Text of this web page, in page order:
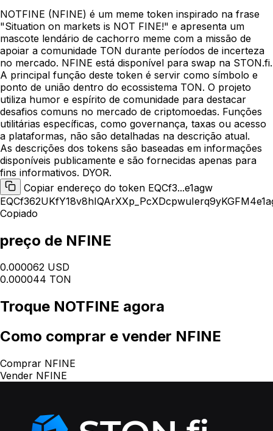
NOTFINE (NFINE) é um meme token inspirado na frase
"Situation on markets is NOT FINE!" e apresenta um
mascote lendário de cachorro meme com a missão de
apoiar a comunidade TON durante períodos de incerteza
no mercado. NFINE está disponível para swap na STON.fi.
A principal função deste token é servir como símbolo e
ponto de união dentro do ecossistema TON. O projeto
utiliza humor e espírito de comunidade para destacar
desafios comuns no mercado de criptomoedas. Funções
utilitárias específicas, como governança, taxas ou acesso
a plataformas, não são detalhadas na descrição atual.
As descrições dos tokens são baseadas em informações
disponíveis publicamente e são fornecidas apenas para
fins informativos. DYOR.
Copiar endereço do token EQCf3...e1agw
Copiado
preço de NFINE
0.000062 USD
0.000044 TON
Troque NOTFINE agora
Como comprar e vender NFINE
Comprar NFINE
Vender NFINE